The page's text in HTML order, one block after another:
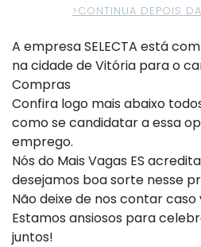
>CONTINUA DEPOIS
A empresa SELECTA está
na cidade de Vitória para o
Compras
Confira logo mais abaixo
como se candidatar a essa
emprego.
Nós do Mais Vagas ES
desejamos boa sorte nesse
Não deixe de nos contar
Estamos ansiosos para
juntos!